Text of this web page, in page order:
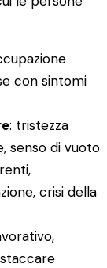
con sintomi
: tristezza
senso di vuoto
crisi della